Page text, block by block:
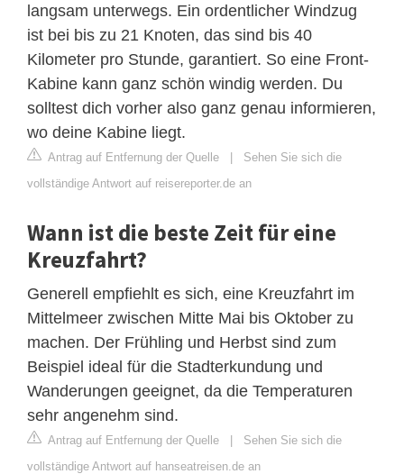
langsam unterwegs. Ein ordentlicher Windzug
ist bei bis zu 21 Knoten, das sind bis 40
Kilometer pro Stunde, garantiert. So eine Front-
Kabine kann ganz schön windig werden. Du
solltest dich vorher also ganz genau informieren,
wo deine Kabine liegt.
Antrag auf Entfernung der Quelle | Sehen Sie sich die
vollständige Antwort auf reisereporter.de an
Wann ist die beste Zeit für eine
Kreuzfahrt?
Generell empfiehlt es sich, eine Kreuzfahrt im
Mittelmeer zwischen Mitte Mai bis Oktober zu
machen. Der Frühling und Herbst sind zum
Beispiel ideal für die Stadterkundung und
Wanderungen geeignet, da die Temperaturen
sehr angenehm sind.
Antrag auf Entfernung der Quelle | Sehen Sie sich die
vollständige Antwort auf hanseatreisen.de an